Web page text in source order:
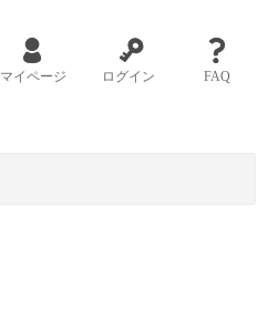
マイページ ログイン FAQ